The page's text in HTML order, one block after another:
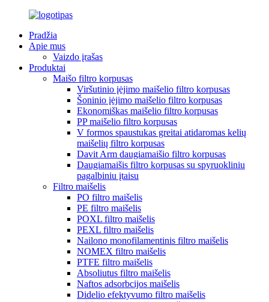
Pradžia
Apie mus
Vaizdo įrašas
Produktai
Maišo filtro korpusas
Viršutinio įėjimo maišelio filtro korpusas
Šoninio įėjimo maišelio filtro korpusas
Ekonomiškas maišelio filtro korpusas
PP maišelio filtro korpusas
V formos spaustukas greitai atidaromas kelių
maišelių filtro korpusas
Davit Arm daugiamaišio filtro korpusas
Daugiamaišis filtro korpusas su spyruokliniu
pagalbiniu įtaisu
Filtro maišelis
PO filtro maišelis
PE filtro maišelis
POXL filtro maišelis
PEXL filtro maišelis
Nailono monofilamentinis filtro maišelis
NOMEX filtro maišelis
PTFE filtro maišelis
Absoliutus filtro maišelis
Naftos adsorbcijos maišelis
Didelio efektyvumo filtro maišelis